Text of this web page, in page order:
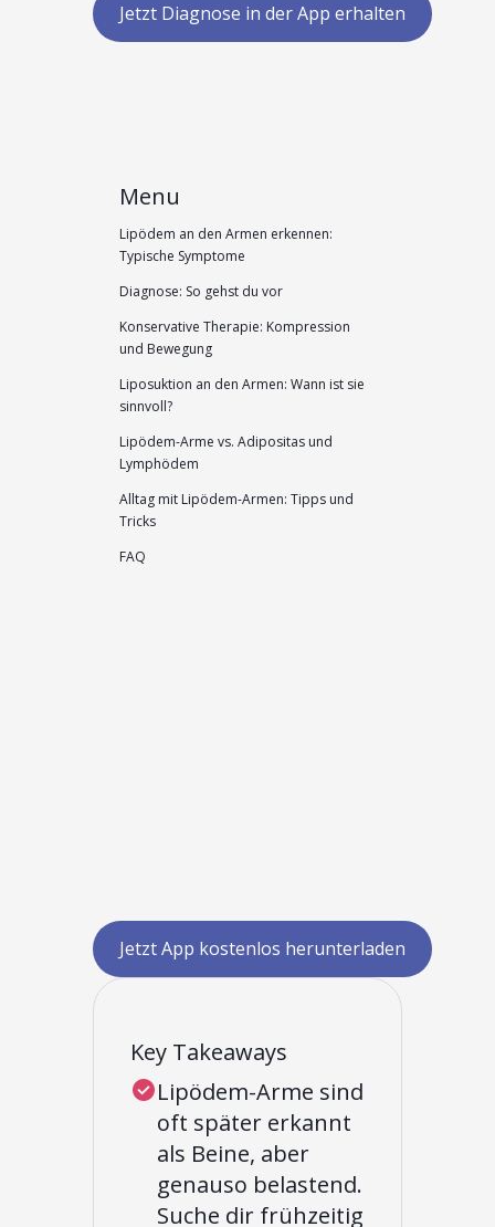
Jetzt Diagnose in der App erhalten
Menu
Lipödem an den Armen erkennen:
Typische Symptome
Diagnose: So gehst du vor
Konservative Therapie: Kompression
und Bewegung
Liposuktion an den Armen: Wann ist sie
sinnvoll?
Lipödem-Arme vs. Adipositas und
Lymphödem
Alltag mit Lipödem-Armen: Tipps und
Tricks
FAQ
Jetzt App kostenlos herunterladen
Key Takeaways
Lipödem-Arme sind
oft später erkannt
als Beine, aber
genauso belastend.
Suche dir frühzeitig